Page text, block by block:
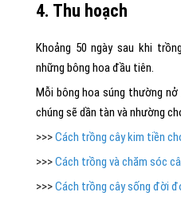
4. Thu hoạch
Khoảng 50 ngày sau khi
những bông hoa đầu tiên.
Mỗi bông hoa súng thường
chúng sẽ dần tàn và nhường
>>>Cách trồng cây kim tiền
>>>Cách trồng và chăm sóc
>>>Cách trồng cây sống đời